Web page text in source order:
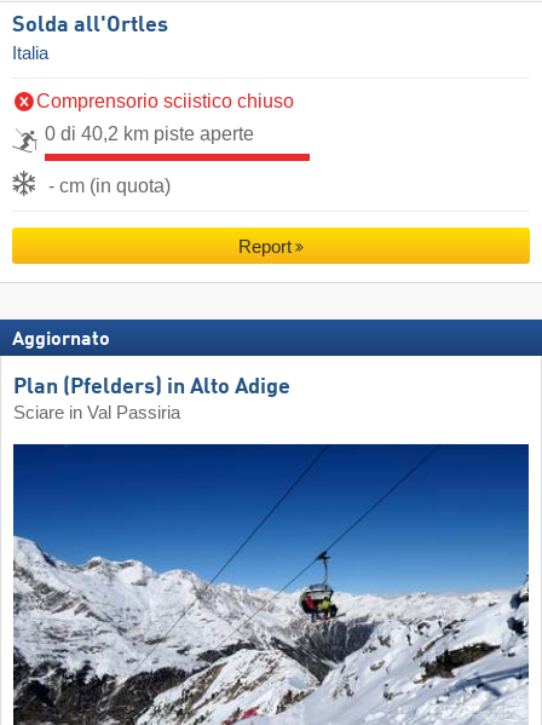
Solda all'Ortles
Italia
Comprensorio sciistico chiuso
0 di 40,2 km piste aperte
- cm (in quota)
Report
Aggiornato
Plan (Pfelders) in Alto Adige
Sciare in Val Passiria